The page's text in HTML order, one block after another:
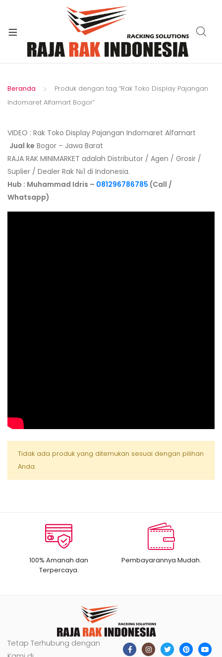
Beranda
Produk dengan tag “Rak Toko Display Pajangan
Indomaret Alfamart Bogor”
VIDEO : Rak Toko Display Pajangan Indomaret Alfamart
Jual ke Bogor – Jawa Barat
RAJA RAK MINIMARKET adalah Distributor / Agen / Grosir /
Suplier / Dealer Rak №1 di Indonesia.
Hub : Muhammad Idris – 081296786785 (Call /
Whatsapp)
Tidak ada produk yang ditemukan sesuai dengan pilihan
Anda.
100% Amanah dan
Terpercaya.
Pembayarannya Mudah.
Tetap Terhubung dengan